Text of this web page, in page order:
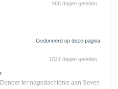
968 dagen geleden
Gedoneerd op deze pagina
ter nagedachtenis aan Seven
1021 dagen geleden